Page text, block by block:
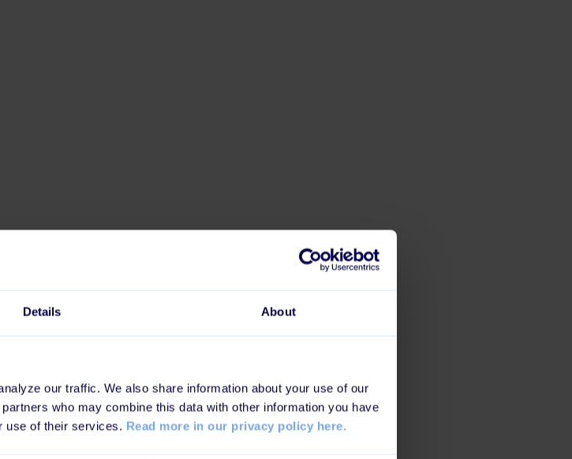
Details About
our traffic. We also share information about your use of our
who may combine this data with other information you have
use of their services. Read more in our privacy policy here.